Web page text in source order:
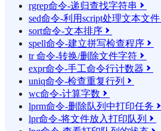
rgrep命令-递归查找字符串 
sed命令-利用script处理文本文件
sort命令-文本排序 
spell命令-建立拼写检查程序 
tr 命令-转换/删除文件字符 
expr命令-手工命令行计数器 
uniq命令-检查重复行列 
wc命令-计算字数 
lprm命令-删除队列中打印任务 
lpr命令-将文件放入打印队列 